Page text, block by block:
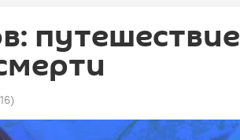
путешествие
)